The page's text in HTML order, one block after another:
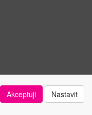
Akceptuji Nastavit